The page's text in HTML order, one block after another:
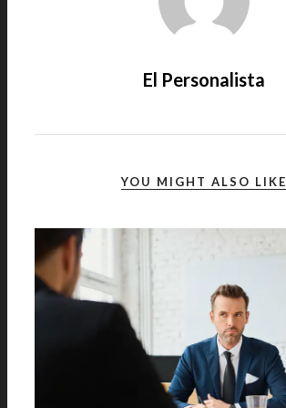
El Personalista
YOU MIGHT ALSO LIKE